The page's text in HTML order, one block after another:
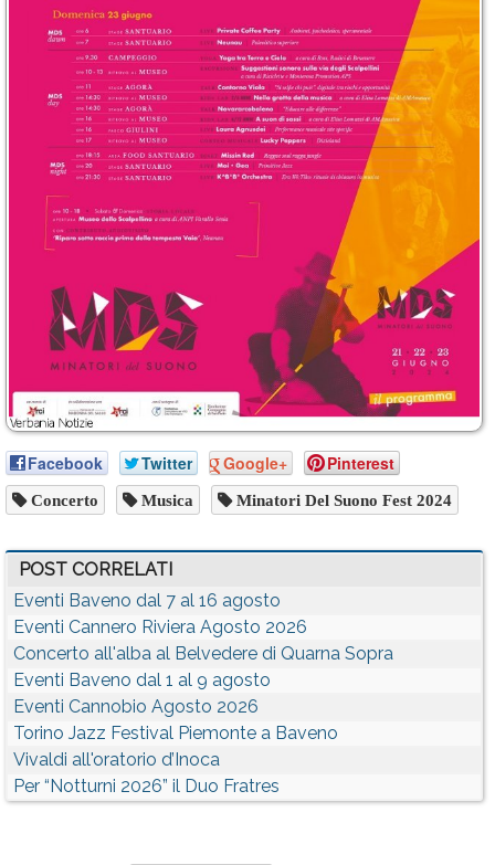
Facebook Twitter Google+ Pinterest
Concerto Musica Minatori Del Suono Fest 2024
POST CORRELATI
Eventi Baveno dal 7 al 16 agosto
Eventi Cannero Riviera Agosto 2026
Concerto all'alba al Belvedere di Quarna Sopra
Eventi Baveno dal 1 al 9 agosto
Eventi Cannobio Agosto 2026
Torino Jazz Festival Piemonte a Baveno
Vivaldi all'oratorio d’Inoca
Per “Notturni 2026” il Duo Fratres